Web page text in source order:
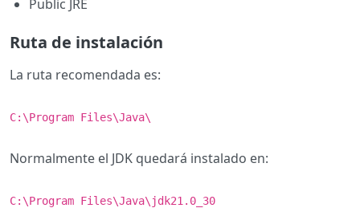
Public JRE
Ruta de instalación
La ruta recomendada es:
C:\Program Files\Java\
Normalmente el JDK quedará instalado en:
C:\Program Files\Java\jdk21.0_30